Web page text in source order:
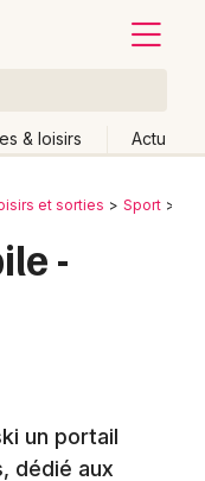
& loisirs Actu
et sorties Sport
-
un portail
dédié aux